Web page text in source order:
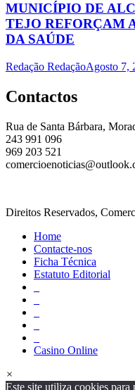
MUNICÍPIO DE
TEJO REFORÇAM
DA SAÚDE
Redação RedaçãoAgosto 7,
Contactos
Rua de Santa Bárbara,
243 991 096
969 203 521
Direitos Reservados,
Home
Contacte-nos
Ficha Técnica
Estatuto Editorial
Casino Online
×
Este site utiliza cookies